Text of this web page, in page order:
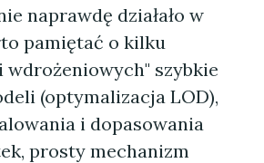
naprawdę działało w
pamiętać o kilku
wdrożeniowych" szybkie
(optymalizacja LOD),
i dopasowania
prosty mechanizm